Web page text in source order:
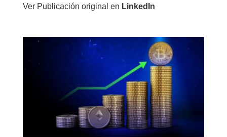
Ver Publicación original en LinkedIn